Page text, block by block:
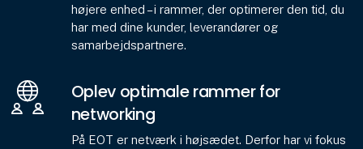
højere enhed – i rammer, der optimerer den tid, du
har med dine kunder, leverandører og
samarbejdspartnere.
Oplev optimale rammer for
networking
På EOT er netværk i højsædet. Derfor har vi fokus